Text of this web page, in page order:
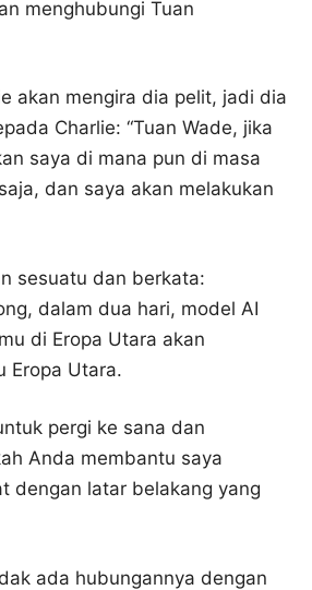
menghubungi Tuan
akan mengira dia pelit, jadi dia
Charlie: “Tuan Wade, jika
saya di mana pun di masa
dan saya akan melakukan
sesuatu dan berkata:
dalam dua hari, model AI
di Eropa Utara akan
Eropa Utara.
pergi ke sana dan
Anda membantu saya
dengan latar belakang yang
ada hubungannya dengan